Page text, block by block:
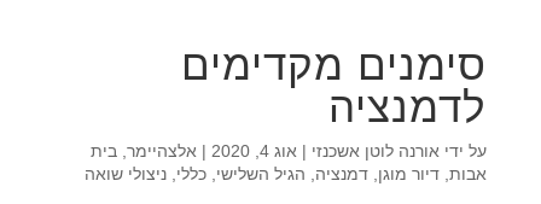
סימנים מקדימים
לדמנציה
על ידי אורנה לוטן אשכנזי | אוג 4, 2020 | אלצהיימר, בית
אבות, דיור מוגן דמנציה הגיל השלישי כללי ניצולי שואה